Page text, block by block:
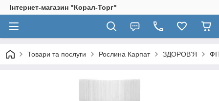
Інтернет-магазин "Корал-Торг"
Товари та послуги Рослина Карпат ЗДОРОВ'Я